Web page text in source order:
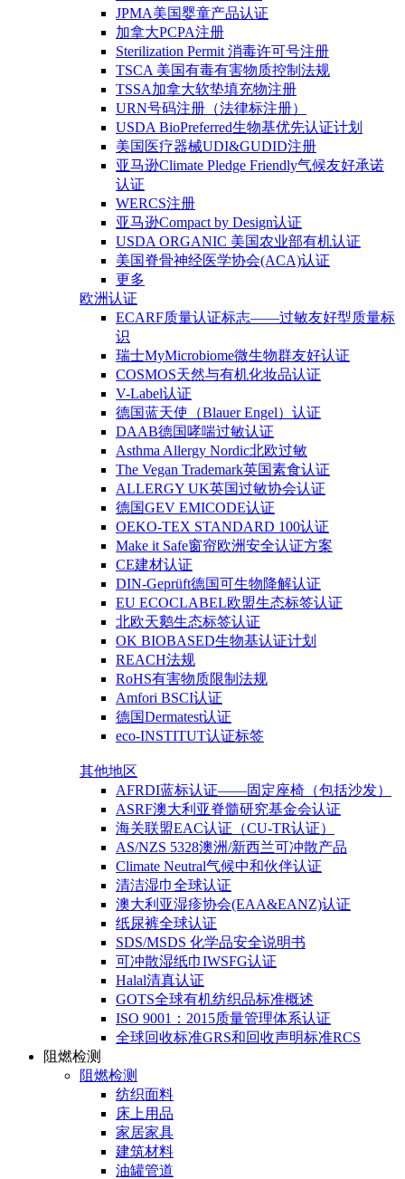
JPMA美国婴童产品认证
加拿大PCPA注册
Sterilization Permit 消毒许可号注册
TSCA 美国有毒有害物质控制法规
TSSA加拿大软垫填充物注册
URN号码注册（法律标注册）
USDA BioPreferred生物基优先认证计划
美国医疗器械UDI&GUDID注册
亚马逊Climate Pledge Friendly气候友好承诺
认证
WERCS注册
亚马逊Compact by Design认证
USDA ORGANIC 美国农业部有机认证
美国脊骨神经医学协会(ACA)认证
更多
欧洲认证
ECARF质量认证标志——过敏友好型质量标
识
瑞士MyMicrobiome微生物群友好认证
COSMOS天然与有机化妆品认证
V-Label认证
德国蓝天使（Blauer Engel）认证
DAAB德国哮喘过敏认证
Asthma Allergy Nordic北欧过敏
The Vegan Trademark英国素食认证
ALLERGY UK英国过敏协会认证
德国GEV EMICODE认证
OEKO-TEX STANDARD 100认证
Make it Safe窗帘欧洲安全认证方案
CE建材认证
DIN-Geprüft德国可生物降解认证
EU ECOCLABEL欧盟生态标签认证
北欧天鹅生态标签认证
OK BIOBASED生物基认证计划
REACH法规
RoHS有害物质限制法规
Amfori BSCI认证
德国Dermatest认证
eco-INSTITUT认证标签
其他地区
AFRDI蓝标认证——固定座椅（包括沙发）
ASRF澳大利亚脊髓研究基金会认证
海关联盟EAC认证（CU-TR认证）
AS/NZS 5328澳洲/新西兰可冲散产品
Climate Neutral气候中和伙伴认证
清洁湿巾全球认证
澳大利亚湿疹协会(EAA&EANZ)认证
纸尿裤全球认证
SDS/MSDS 化学品安全说明书
可冲散湿纸巾IWSFG认证
Halal清真认证
GOTS全球有机纺织品标准概述
ISO 9001：2015质量管理体系认证
全球回收标准GRS和回收声明标准RCS
阻燃检测
阻燃检测
纺织面料
床上用品
家居家具
建筑材料
油罐管道